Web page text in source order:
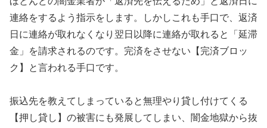
連絡をするよう指示をします。しかしこれも手口で、返済
日に連絡が取れなくなり翌日以降に連絡が取れると「延滞
金」を請求されるのです。完済をさせない【完済ブロッ
ク】と言われる手口です。
振込先を教えてしまっていると無理やり貸し付けてくる
【押し貸し】の被害にも発展してしまい、闇金地獄から抜